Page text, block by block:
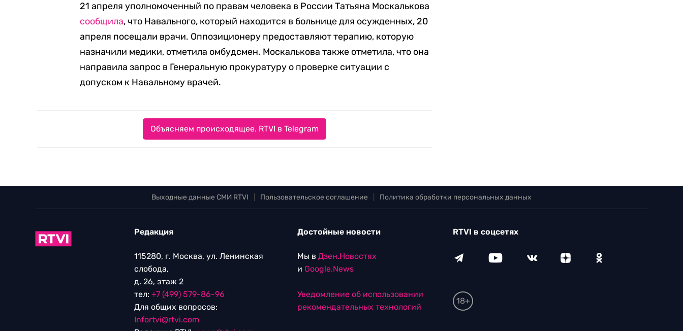
21 апреля уполномоченный по правам человека в России Татьяна Москалькова
сообщила, что Навального, который находится в больнице для осужденных, 20
апреля посещали врачи. Оппозиционеру предоставляют терапию, которую
назначили медики, отметила омбудсмен. Москалькова также отметила, что она
направила запрос в Генеральную прокуратуру о проверке ситуации с
допуском к Навальному врачей.
Объясняем происходящее. RTVI в Telegram
Выходные данные СМИ RTVI Пользовательское соглашение Политика обработки персональных данных
Редакция
115280, г. Москва, ул. Ленинская
слобода,
д. 26, этаж 2
тел: +7 (499) 579-86-96
Для общих вопросов:
Infortvi@rtvi.com
Достойные новости
Мы в Дзен.Новостях
и Google.News
Уведомление об использовании
рекомендательных технологий
RTVI в соцсетях
18+